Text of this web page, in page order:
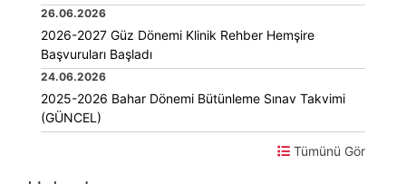
26.06.2026
2026-2027 Güz Dönemi Klinik Rehber Hemşire
Başvuruları Başladı
24.06.2026
2025-2026 Bahar Dönemi Bütünleme Sınav Takvimi
(GÜNCEL)
Tümünü Gör